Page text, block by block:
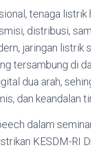
tenaga
distribusi,
jaringan listrik
tersambung di
dua arah,
dan keandalan
dalam
KESDM-RI